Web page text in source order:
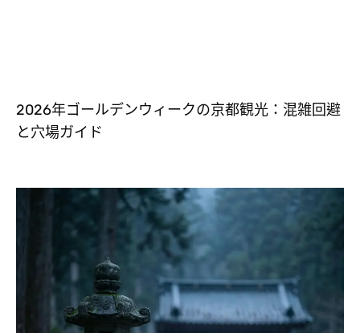
2026年ゴールデンウィークの京都観光：混雑回避
と穴場ガイド